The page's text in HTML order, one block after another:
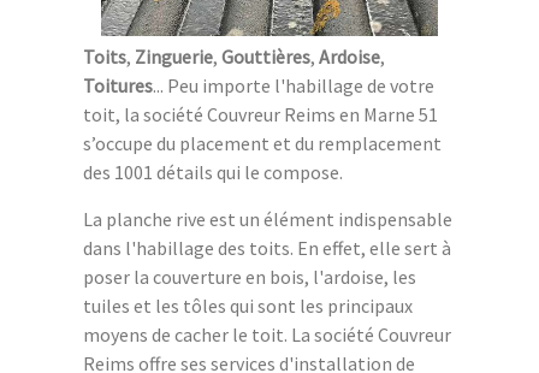
Toits, Zinguerie, Gouttières, Ardoise,
Toitures... Peu importe l'habillage de votre
toit, la société Couvreur Reims en Marne 51
s’occupe du placement et du remplacement
des 1001 détails qui le compose.
La planche rive est un élément indispensable
dans l'habillage des toits. En effet, elle sert à
poser la couverture en bois, l'ardoise, les
tuiles et les tôles qui sont les principaux
moyens de cacher le toit. La société Couvreur
Reims offre ses services d'installation de